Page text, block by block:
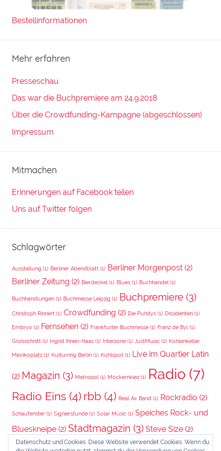
Bestellinformationen
Mehr erfahren
Presseschau
Das war die Buchpremiere am 24.9.2018
Über die Crowdfunding-Kampagne (abgeschlossen)
Impressum
Mitmachen
Erinnerungen auf Facebook teilen
Uns auf Twitter folgen
Schlagwörter
Ausstellung (1) Berliner Abendblatt (1) Berliner Morgenpost (2)
Berliner Zeitung (2) Bierdeckel (1) Blues (1) Buchhandel (1)
Buchhandlungen (1) Buchmesse Leipzig (1) Buchpremiere (3)
Christoph Rinnert (1) Crowdfunding (2) Die Puhdys (1) Dissidenten (1)
Embryo (1) Fernsehen (2) Frankfurter Buchmesse (1) Franz de Byl (1)
Grobschnitt (1) Ingrid Ihnen-Haas (1) Interzone (1) JustMusic (1) Kohlenkeller
Mexikoplatz (1) Kulturring Berlin (1) Kühlspot (1) Live im Quartier Latin
(2) Magazin (3) Metropol (1) Möckernkiez (1) Radio (7)
Radio Eins (4)rbb (4) Real Ax Band (1) Rockradio (2)
Schaufenster (1) Signierstunde (1) Solar Music (1) Speiches Rock- und
Blueskneipe (2) Stadtmagazin (3) Steve Size (2)
Trotter(2) Video-Podcast Wintergarten(3)
Datenschutz und Cookies: Diese Website verwendet Cookies. Wenn du